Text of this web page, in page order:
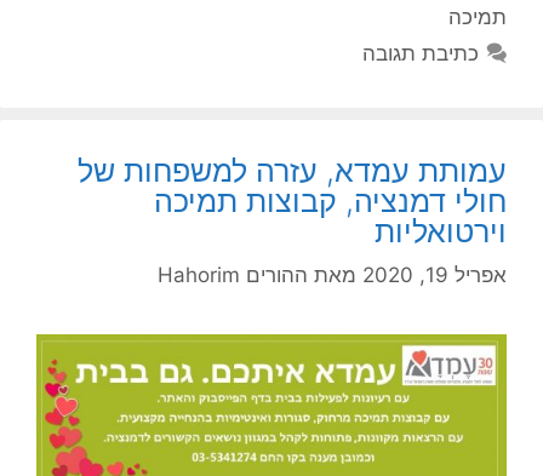
תמיכה
כתיבת תגובה
עמותת עמדא, עזרה למשפחות של
חולי דמנציה, קבוצות תמיכה
וירטואליות
אפריל 19, 2020 מאת ההורים Hahorim